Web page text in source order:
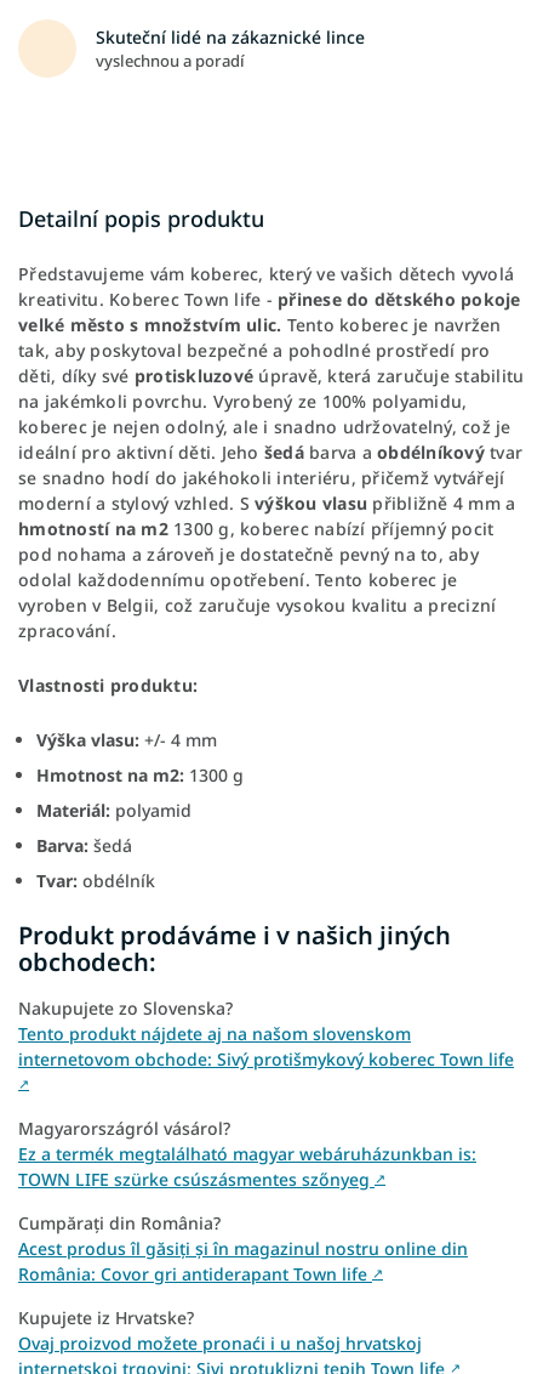
Skuteční lidé na zákaznické lince
vyslechnou a poradí
Detailní popis produktu
Představujeme vám koberec, který ve vašich dětech vyvolá
kreativitu. Koberec Town life - přinese do dětského pokoje
velké město s množstvím ulic. Tento koberec je navržen
tak, aby poskytoval bezpečné a pohodlné prostředí pro
děti, díky své protiskluzové úpravě, která zaručuje stabilitu
na jakémkoli povrchu. Vyrobený ze 100% polyamidu,
koberec je nejen odolný, ale i snadno udržovatelný, což je
ideální pro aktivní děti. Jeho šedábarva a obdélníkovýtvar
se snadno hodí do jakéhokoli interiéru, přičemž vytvářejí
moderní a stylový vzhled. S výškou vlasu přibližně 4 mm a
hmotností na m21300 g, koberec nabízí příjemný pocit
pod nohama a zároveň je dostatečně pevný na to, aby
odolal každodennímu opotřebení. Tento koberec je
vyroben v Belgii, což zaručuje vysokou kvalitu a precizní
zpracování.
Vlastnosti produktu:
Výška vlasu: +/- 4 mm
Hmotnost na m2: 1300 g
Materiál: polyamid
Barva: šedá
Tvar: obdélník
Produkt prodáváme i v našich jiných
obchodech:
Nakupujete zo Slovenska?
Tento produkt nájdete aj na našom slovenskom
internetovom obchode: Sivý protišmykový koberec Town life
↗
Magyarországról vásárol?
Ez a termék megtalálható magyar webáruházunkban is:
TOWN LIFE szürke csúszásmentes szőnyeg ↗
Cumpărați din România?
Acest produs îl găsiți și în magazinul nostru online din
România: Covor gri antiderapant Town life ↗
Kupujete iz Hrvatske?
Ovaj proizvod možete pronaći i u našoj hrvatskoj
internetskoj trgovini: Sivi protuklizni tepih Town life ↗